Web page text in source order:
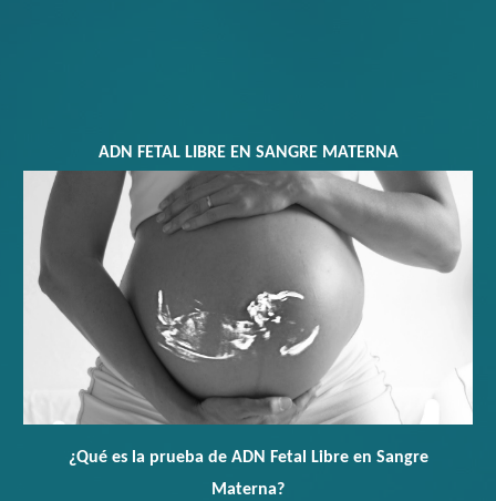
ADN FETAL LIBRE EN SANGRE MATERNA
¿Qué es la prueba de ADN Fetal Libre en Sangre
Materna?